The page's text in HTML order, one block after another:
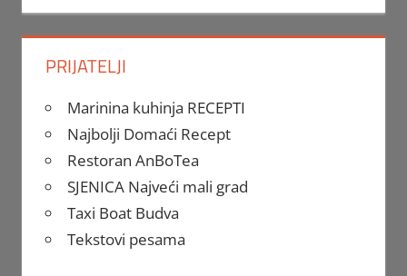
PRIJATELJI
Marinina kuhinja RECEPTI
Najbolji Domaći Recept
Restoran AnBoTea
SJENICA Najveći mali grad
Taxi Boat Budva
Tekstovi pesama